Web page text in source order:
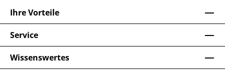
Ihre Vorteile
Service
Wissenswertes